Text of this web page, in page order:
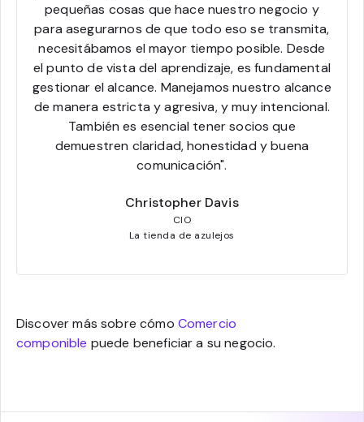
pequeñas cosas que hace nuestro negocio y
para asegurarnos de que todo eso se transmita,
necesitábamos el mayor tiempo posible. Desde
el punto de vista del aprendizaje, es fundamental
gestionar el alcance. Manejamos nuestro alcance
de manera estricta y agresiva, y muy intencional.
También es esencial tener socios que
demuestren claridad, honestidad y buena
comunicación".
Christopher Davis
CIO
La tienda de azulejos
Discover más sobre cómo Comercio
componible puede beneficiar a su negocio.